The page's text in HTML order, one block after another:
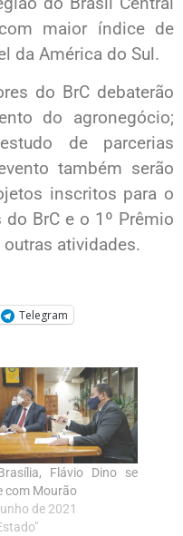
maior índice de
da América do Sul.
do BrC debaterão
do agronegócio;
de parcerias
também serão
inscritos para o
BrC e o 1º Prêmio
atividades.
Telegram
Flávio Dino se
com Mourão
de 2021